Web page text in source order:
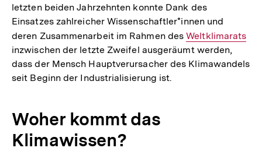
letzten beiden Jahrzehnten konnte Dank des
Einsatzes zahlreicher Wissenschaftler*innen und
deren Zusammenarbeit im Rahmen desInterner
Link:
Weltklimarats
inzwischen der letzte Zweifel ausgeräumt werden,
dass der Mensch Hauptverursacher des Klimawandels
seit Beginn der Industrialisierung ist.
Woher kommt das
Klimawissen?